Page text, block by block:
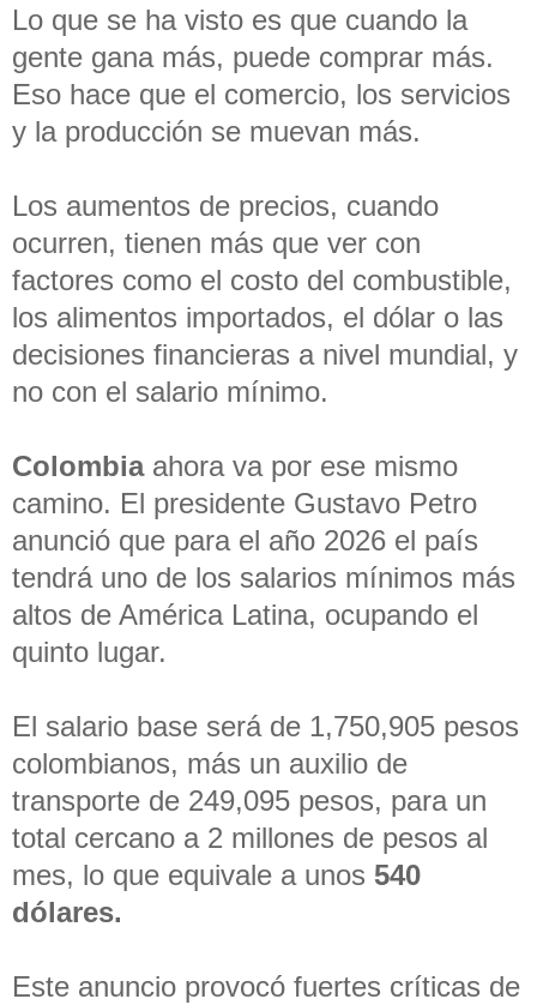
Lo que se ha visto es que cuando la
gente gana más, puede comprar más.
Eso hace que el comercio, los servicios
y la producción se muevan más.
Los aumentos de precios, cuando
ocurren, tienen más que ver con
factores como el costo del combustible,
los alimentos importados, el dólar o las
decisiones financieras a nivel mundial, y
no con el salario mínimo.
Colombia ahora va por ese mismo
camino. El presidente Gustavo Petro
anunció que para el año 2026 el país
tendrá uno de los salarios mínimos más
altos de América Latina, ocupando el
quinto lugar.
El salario base será de 1,750,905 pesos
colombianos, más un auxilio de
transporte de 249,095 pesos, para un
total cercano a 2 millones de pesos al
mes, lo que equivale a unos 540
dólares.
Este anuncio provocó fuertes críticas de